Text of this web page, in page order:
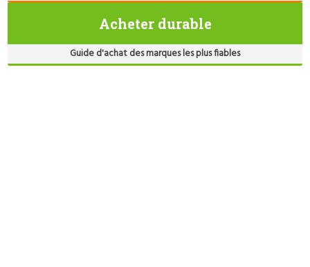
Acheter durable
Guide d'achat des marques les plus fiables